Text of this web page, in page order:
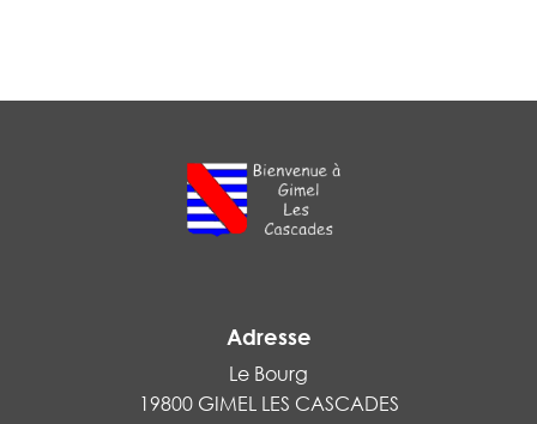
Adresse
Le Bourg
19800 GIMEL LES CASCADES